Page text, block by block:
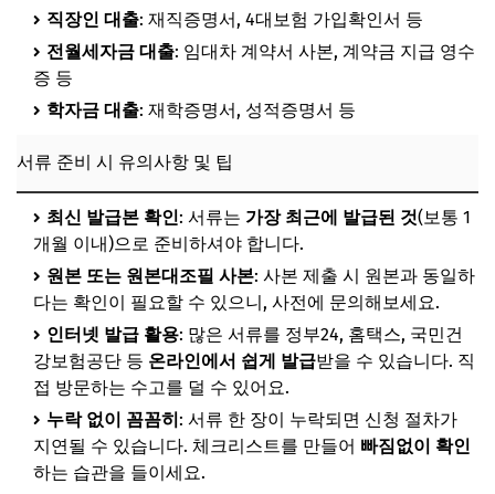
직장인 대출: 재직증명서, 4대보험 가입확인서 등
전월세자금 대출: 임대차 계약서 사본, 계약금 지급 영수
증 등
학자금 대출: 재학증명서, 성적증명서 등
서류 준비 시 유의사항 및 팁
최신 발급본 확인: 서류는 가장 최근에 발급된 것(보통 1
개월 이내)으로 준비하셔야 합니다.
원본 또는 원본대조필 사본: 사본 제출 시 원본과 동일하
다는 확인이 필요할 수 있으니, 사전에 문의해보세요.
인터넷 발급 활용: 많은 서류를 정부24, 홈택스, 국민건
강보험공단 등 온라인에서 쉽게 발급받을 수 있습니다. 직
접 방문하는 수고를 덜 수 있어요.
누락 없이 꼼꼼히: 서류 한 장이 누락되면 신청 절차가
지연될 수 있습니다. 체크리스트를 만들어 빠짐없이 확인
하는 습관을 들이세요.